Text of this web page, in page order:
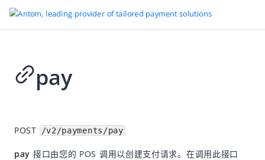
返回首页
概述
pay
POST
/v2/payments/pay
pay 接口由您的 POS 调用以创建支付请求。在调用此接口